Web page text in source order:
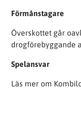
Förmånstagare
Överskottet går
drogförebyggande
Spelansvar
Läs mer om